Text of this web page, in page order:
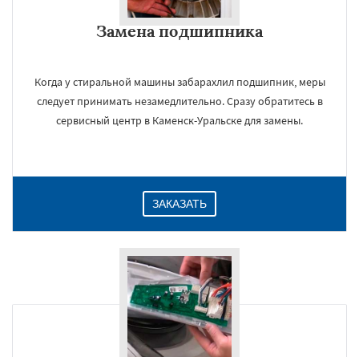
Замена подшипника
Когда у стиральной машины забарахлил подшипник, меры
следует принимать незамедлительно. Сразу обратитесь в
сервисный центр в Каменск-Уральске для замены.
ЗАКАЗАТЬ